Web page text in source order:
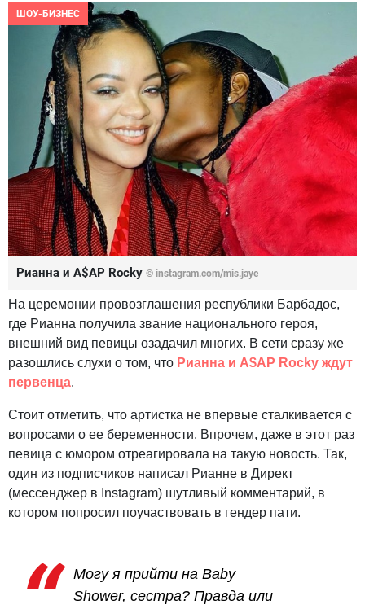
ШОУ-БИЗНЕС
Рианна и A$AP Rocky © instagram.com/mis.jaye
На церемонии провозглашения республики Барбадос,
где Рианна получила звание национального героя,
внешний вид певицы озадачил многих. В сети сразу же
разошлись слухи о том, что Рианна и A$AP Rocky ждут
первенца.
Стоит отметить, что артистка не впервые сталкивается с
вопросами о ее беременности. Впрочем, даже в этот раз
певица с юмором отреагировала на такую новость. Так,
один из подписчиков написал Рианне в Директ
(мессенджер в Instagram) шутливый комментарий, в
котором попросил поучаствовать в гендер пати.
Могу я прийти на Baby
Shower, сестра? Правда или